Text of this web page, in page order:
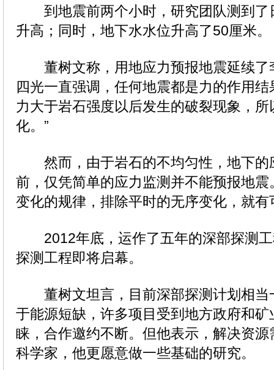
到地震前两个小时，研究团队测到了
升高；同时，地下水水位升高了50厘米。
董树文称，用地应力预报地震延续了
四光一直强调，任何地震都是力的作用
力大于岩石强度以后发生的破裂现象，
化。”
然而，由于岩石的不均匀性，地下的
前，仅凭简单的应力监测并不能预报地
变化的规律，排除平时的无序变化，就
2012年底，运作了五年的深部探测工
探测工程即将启幕。
董树文坦言，目前深部探测计划相当
于能源短缺，许多项目受到地方政府和
睐，合作邀约不断。但他表示，解决资
科学家，他更愿意做一些基础的研究。